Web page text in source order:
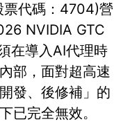
票代碼：4704)營
NVIDIA GTC
在導入AI代理時
部，面對超高速
發、後修補」的
已完全無效。